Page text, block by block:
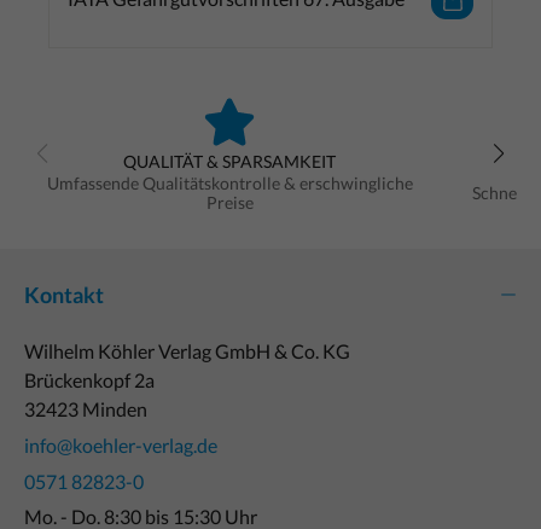
QUALITÄT & SPARSAMKEIT
Umfassende Qualitätskontrolle & erschwingliche
Preise
Schnelle
Kontakt
Wilhelm Köhler Verlag GmbH & Co. KG
Brückenkopf 2a
32423 Minden
info@koehler-verlag.de
0571 82823-0
Mo. - Do. 8:30 bis 15:30 Uhr